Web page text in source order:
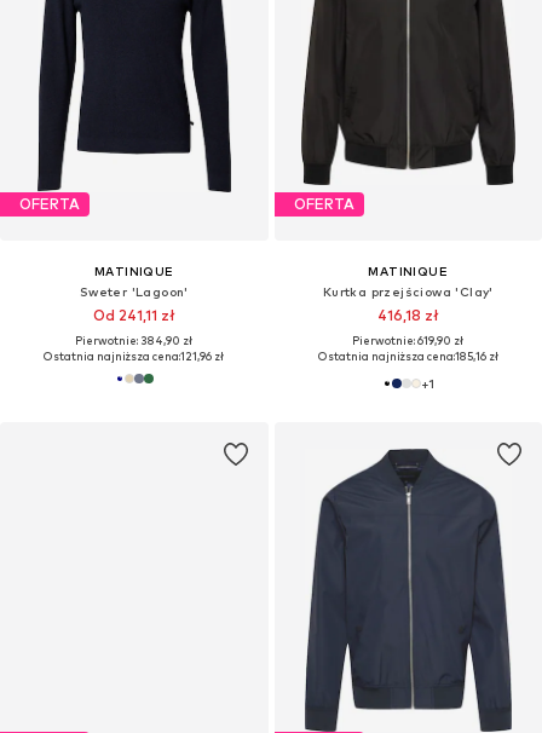
OFERTA
MATINIQUE
Sweter 'Lagoon'
Od 241,11 zł
Pierwotnie: 384,90 zł
Ostatnia najniższa cena:121,96 zł
OFERTA
MATINIQUE
Kurtka przejściowa 'Clay'
416,18 zł
Pierwotnie: 619,90 zł
Ostatnia najniższa cena:185,16 zł
+1